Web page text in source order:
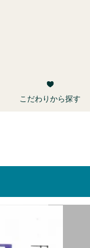
こだわりから探す